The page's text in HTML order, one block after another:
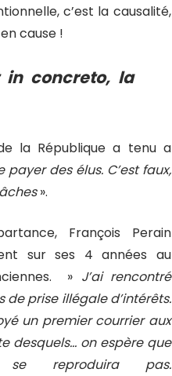
c’est la causalité,
cause !
in concreto, la
la République a tenu a
des élus. C’est faux,
».
François Perain
sur ses 4 années au
» J’ai rencontré
de prise illégale d’intérêts.
un premier courrier aux
desquels… on espère que
reproduira pas.